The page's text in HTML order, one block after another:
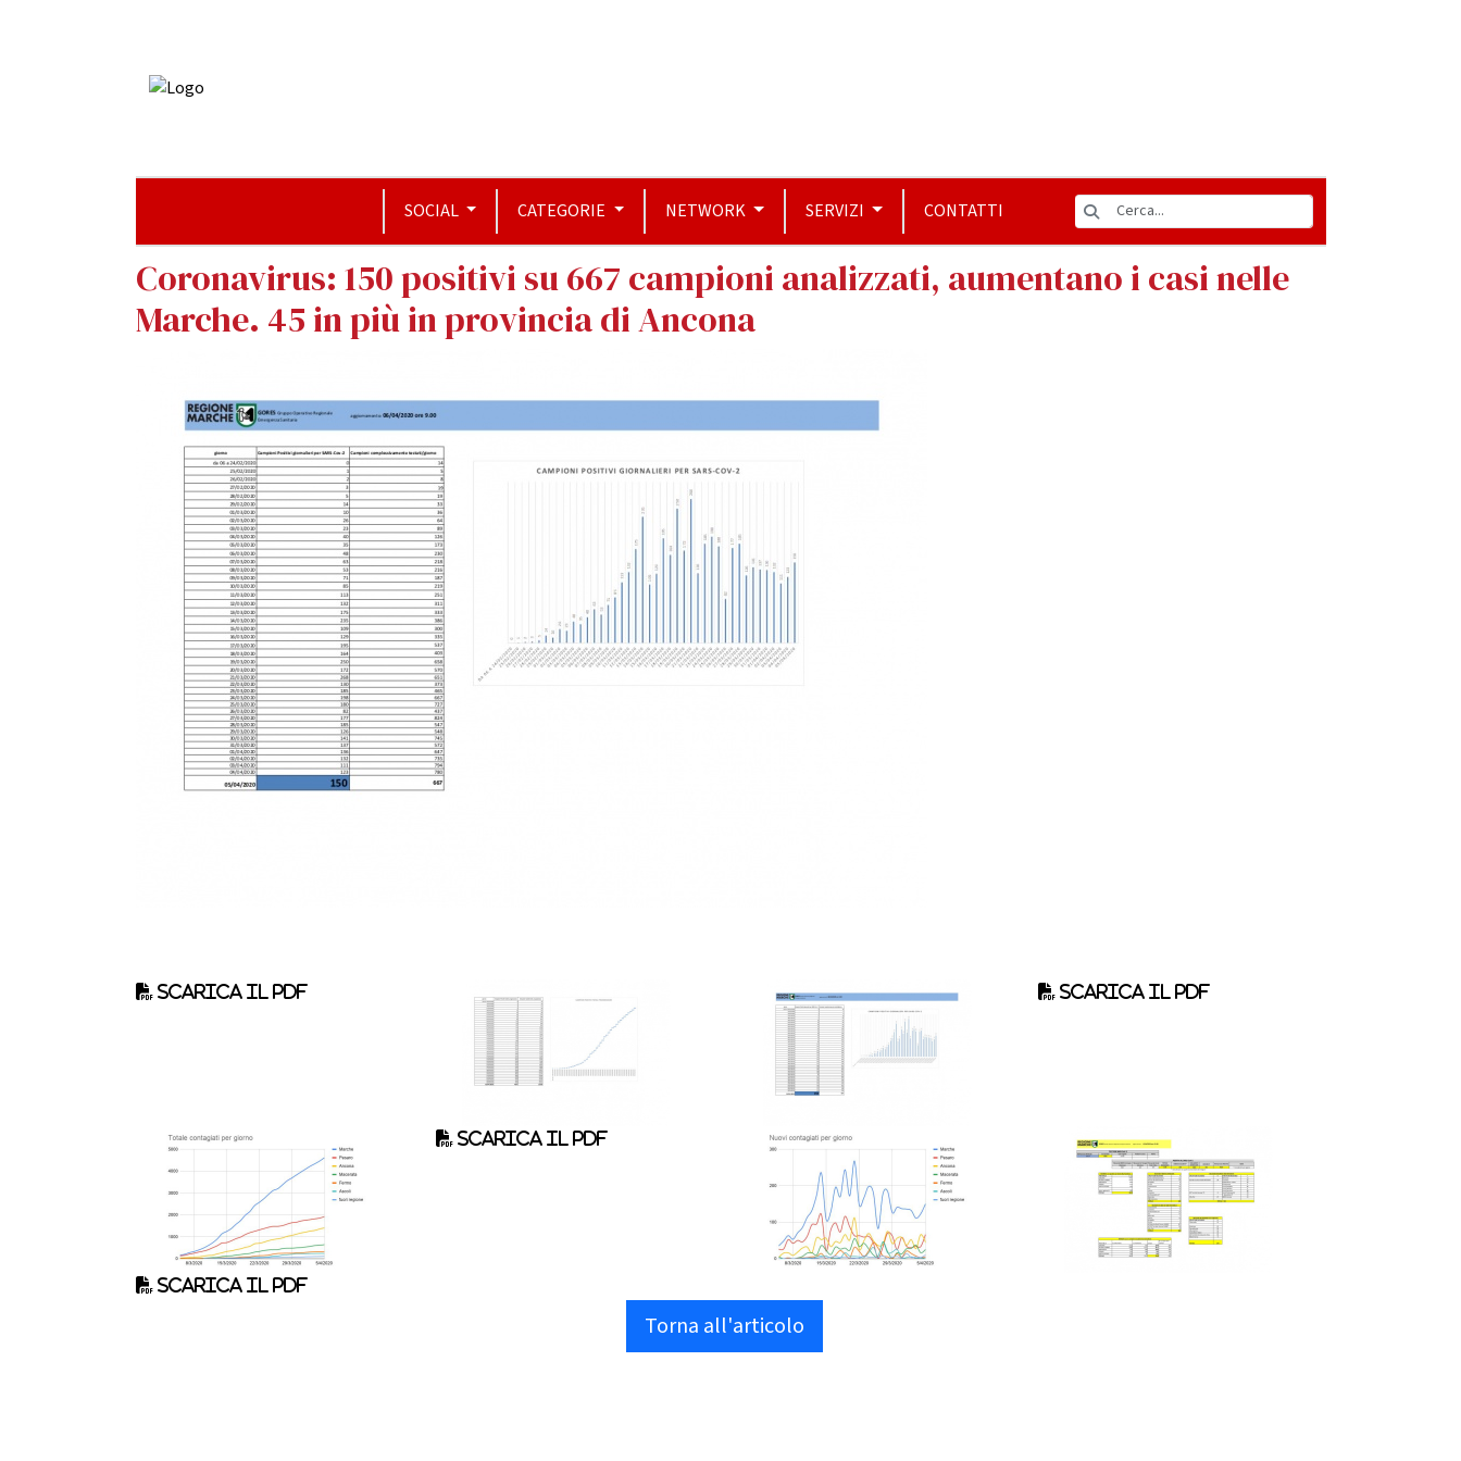
SOCIAL CATEGORIE NETWORK SERVIZI CONTATTI
Coronavirus: 150 positivi su 667 campioni analizzati, aumentano i casi nelle
Marche. 45 in più in provincia di Ancona
Scarica il pdf Scarica il pdf
Scarica il pdf
Scarica il pdf
Torna all'articolo